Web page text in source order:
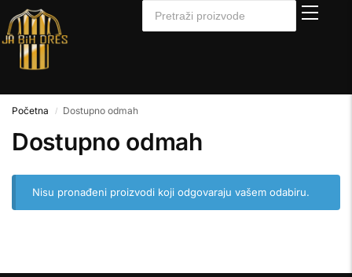
Početna / Dostupno odmah
Dostupno odmah
Nisu pronađeni proizvodi koji odgovaraju vašem odabiru.